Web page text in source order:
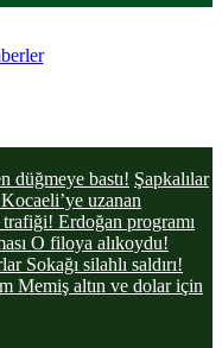
düğmeye bastı! Şapkalılar
uzanan
trafiği! Erdoğan programı
O filoya alıkoydu!
Sokağı silahlı saldırı!
Memiş altın ve dolar için